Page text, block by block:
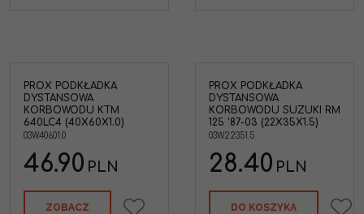
PROX PODKŁADKA
DYSTANSOWA
KORBOWODU KTM
640LC4 (40X60X1.0)
03W.40601.0
46.90 PLN
ZOBACZ
PROX PODKŁADKA
DYSTANSOWA
KORBOWODU SUZUKI RM
125 '87-03 (22X35X1.5)
03W.22351.5
28.40 PLN
DO KOSZYKA